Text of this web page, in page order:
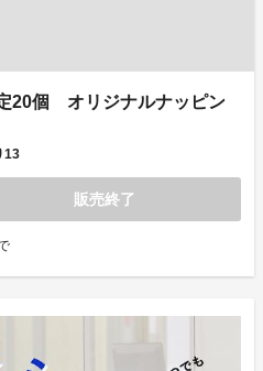
20個 オリジナルナッピン
13
販売終了